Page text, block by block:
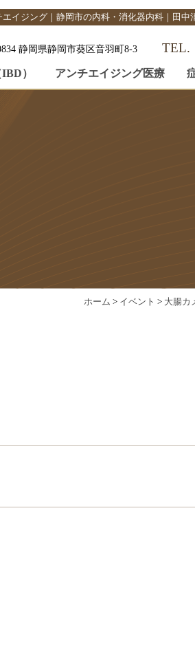
イジング｜静岡市の内科・消化器内科｜田中
静岡県静岡市葵区音羽町8-3
） アンチエイジング医療
ホーム > イベント > 大腸カ